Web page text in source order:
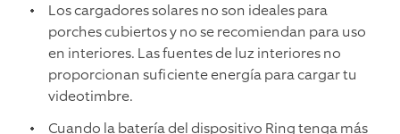
Los cargadores solares no son ideales para
porches cubiertos y no se recomiendan para uso
en interiores. Las fuentes de luz interiores no
proporcionan suficiente energía para cargar tu
videotimbre.
Cuando la batería del dispositivo Ring tenga más